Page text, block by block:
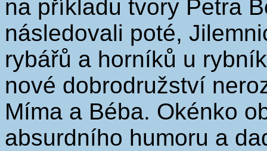
na příkladu tvory Petra
následovali poté,
rybářů a horníků u
nové dobrodružství
Míma a Béba. Okénko
absurdního humoru a